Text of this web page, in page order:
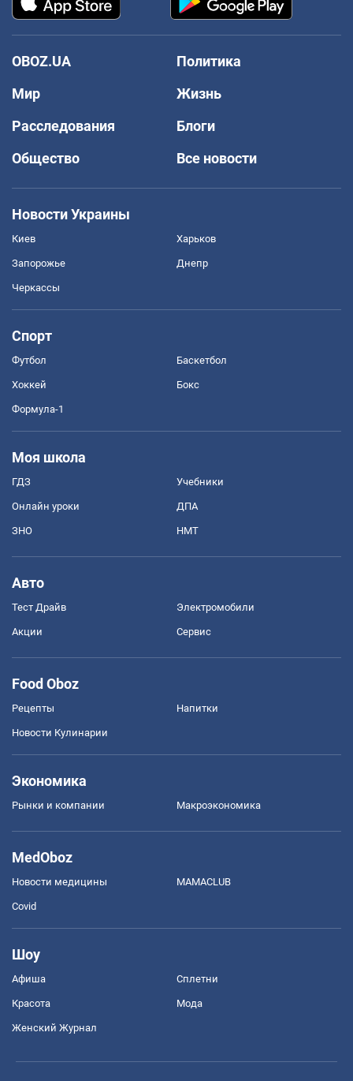
OBOZ.UA
Политика
Мир
Жизнь
Расследования
Блоги
Общество
Все новости
Новости Украины
Киев Харьков
Запорожье Днепр
Черкассы
Спорт
Футбол Баскетбол
Хоккей Бокс
Формула-1
Моя школа
ГДЗ Учебники
Онлайн уроки ДПА
ЗНО НМТ
Авто
Тест Драйв Электромобили
Акции Сервис
Food Oboz
Рецепты Напитки
Новости Кулинарии
Экономика
Рынки и компании Mакроэкономика
MedOboz
Новости медицины MAMACLUB
Covid
Шоу
Афиша Сплетни
Красота Мода
Женский Журнал